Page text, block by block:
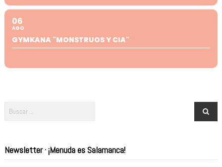
06
AGO
GYMKANA "MONSTRUOS Y CIA"
Newsletter · ¡Menuda es Salamanca!